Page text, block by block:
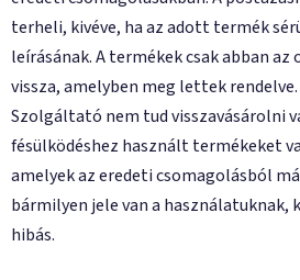
terheli, kivéve, ha az adott termék
leírásának. A termékek csak abban
vissza, amelyben meg lettek
Szolgáltató nem tud visszavásárolni
fésülködéshez használt termékeket
amelyek az eredeti csomagolásból
bármilyen jele van a használatuknak,
hibás.